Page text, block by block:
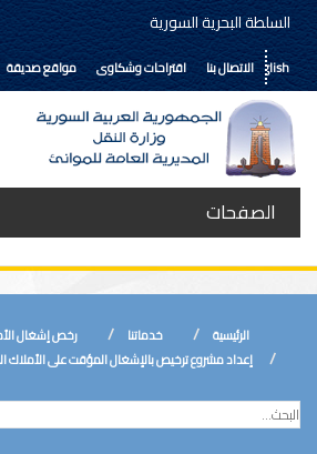
السلطة البحرية السورية
الاتصال بنا اقتراحات وشكاوى مواقع صديقة English
الصفحات
حولنا
الأخبار
إعلانات ومناقصات
الرئيسية خدماتنا
رخص إشغال
إعداد مشروع ترخيص بالإشغال المؤقت على الأملاك